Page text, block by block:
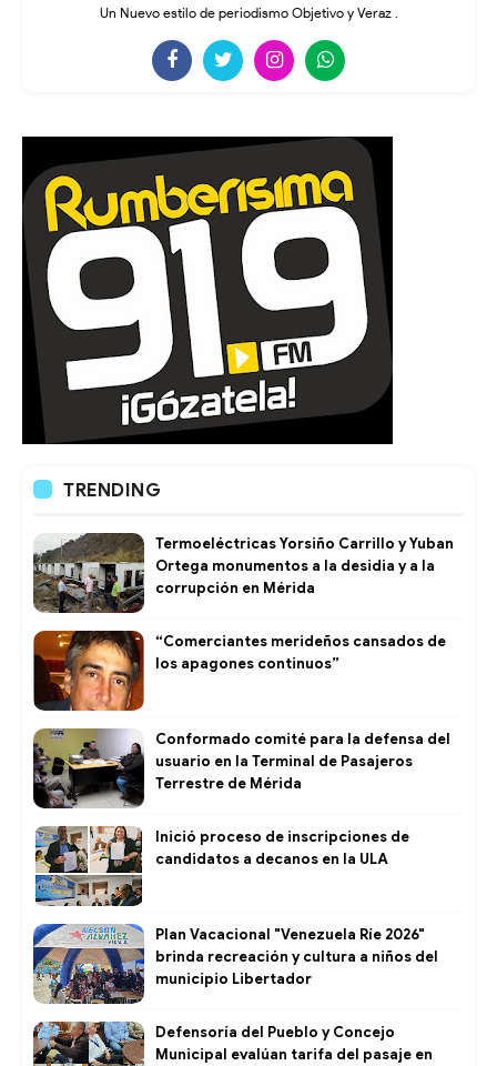
Un Nuevo estilo de periodismo Objetivo y Veraz .
TRENDING
Termoeléctricas Yorsiño Carrillo y Yuban
Ortega monumentos a la desidia y a la
corrupción en Mérida
“Comerciantes merideños cansados de
los apagones continuos”
Conformado comité para la defensa del
usuario en la Terminal de Pasajeros
Terrestre de Mérida
Inició proceso de inscripciones de
candidatos a decanos en la ULA
Plan Vacacional "Venezuela Ríe 2026"
brinda recreación y cultura a niños del
municipio Libertador
Defensoría del Pueblo y Concejo
Municipal evalúan tarifa del pasaje en